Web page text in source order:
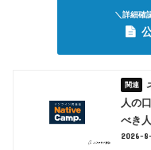
＼詳細確
人の
べき人
2026-